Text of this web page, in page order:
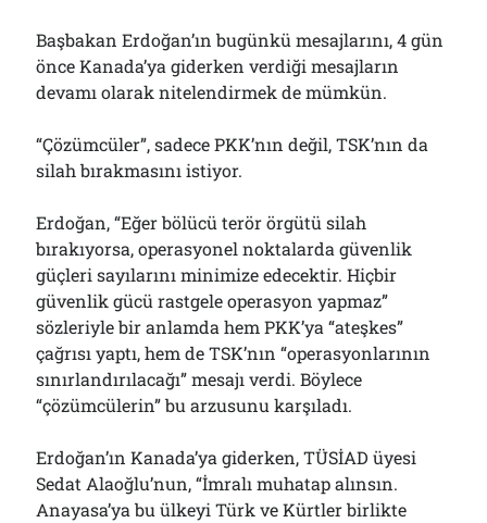
Başbakan Erdoğan’ın bugünkü mesajlarını, 4 gün
önce Kanada’ya giderken verdiği mesajların
devamı olarak nitelendirmek de mümkün.
“Çözümcüler”, sadece PKK’nın değil, TSK’nın da
silah bırakmasını istiyor.
Erdoğan, “Eğer bölücü terör örgütü silah
bırakıyorsa, operasyonel noktalarda güvenlik
güçleri sayılarını minimize edecektir. Hiçbir
güvenlik gücü rastgele operasyon yapmaz”
sözleriyle bir anlamda hem PKK’ya “ateşkes”
çağrısı yaptı, hem de TSK’nın “operasyonlarının
sınırlandırılacağı” mesajı verdi. Böylece
“çözümcülerin” bu arzusunu karşıladı.
Erdoğan’ın Kanada’ya giderken, TÜSİAD üyesi
Sedat Alaoğlu’nun, “İmralı muhatap alınsın.
Anayasa’ya bu ülkeyi Türk ve Kürtler birlikte